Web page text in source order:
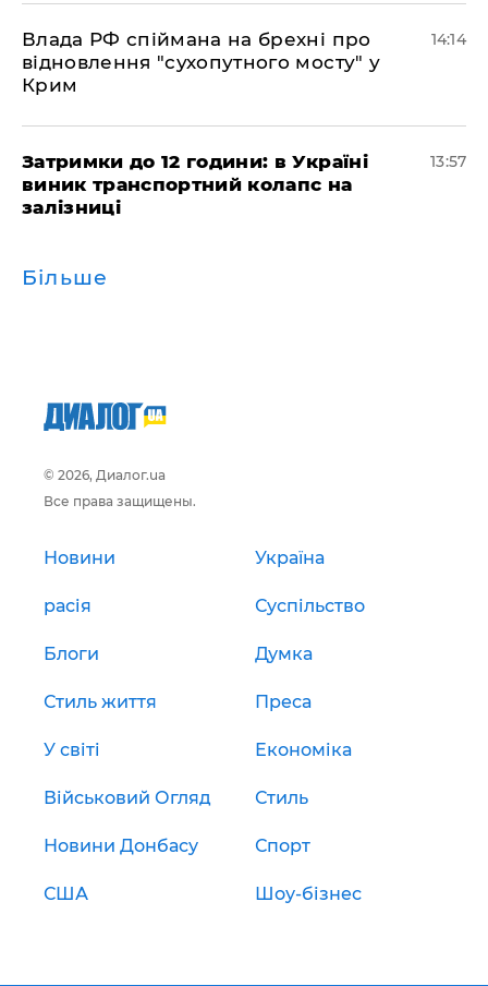
Влада РФ спіймана на брехні про
відновлення "сухопутного мосту" у
Крим
14:14
Затримки до 12 години: в Україні
виник транспортний колапс на
залізниці
13:57
Більше
© 2026, Диалог.ua
Все права защищены.
Новини Україна
расія Суспільство
Блоги Думка
Стиль життя Преса
У світі Економіка
Військовий Огляд Стиль
Новини Донбасу Спорт
США Шоу-бізнес